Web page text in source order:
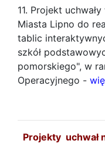
11. Projekt
Miasta Lipno do
tablic
szkół
pomorskiego", w
Operacyjnego -
Projekty uchwał